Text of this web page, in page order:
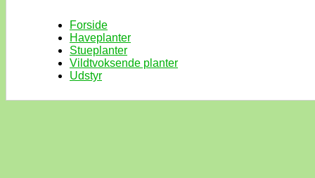
Forside
Haveplanter
Stueplanter
Vildtvoksende planter
Udstyr